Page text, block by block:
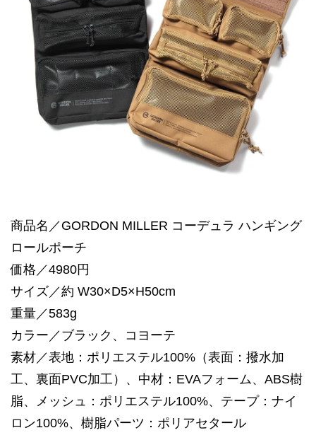
商品名／GORDON MILLER コーデュラ ハンギング
ロールポーチ
価格／4980円
サイズ／約 W30×D5×H50cm
重量／583g
カラー／ブラック、コヨーテ
素材／表地：ポリエステル100%（表面：撥水加
工、裏面PVC加工）、中材：EVAフォーム、ABS樹
脂、メッシュ：ポリエステル100%、テープ：ナイ
ロン100%、樹脂パーツ：ポリアセタール